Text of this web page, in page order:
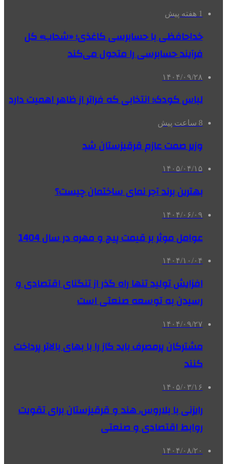
1 هفته پیش
خداحافظی با حسابرسی کاغذی؛ «شحاب» کل
فرآیند حسابرسی را متحول می‌کند
۱۴۰۴/۰۹/۲۸
لباس کودک؛ انتخابی که فراتر از ظاهر اهمیت دارد
8 ساعت پیش
وزیر صمت عازم قرقیزستان شد
۱۴۰۵/۰۴/۱۵
بهترین برند آجر نمای ساختمان چیست؟
۱۴۰۴/۰۶/۰۹
عوامل موثر بر قیمت پیچ و مهره در سال 1404
۱۴۰۴/۱۰/۰۴
افزایش تولید تنها راه گذر از تنگنای اقتصادی و
رسیدن به توسعه صنعتی است
۱۴۰۴/۰۹/۲۷
مشترکان پرمصرف باید گاز را با بهای بالاتر پرداخت
کنند
۱۴۰۵/۰۳/۱۶
رایزنی با بلاروس، هند و قرقیزستان برای تقویت
روابط اقتصادی و صنعتی
۱۴۰۴/۰۸/۲۰